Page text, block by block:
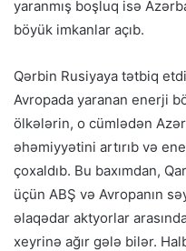
yaranmış boşluq isə
böyük imkanlar açıb.
Qərbin Rusiyaya tətbiq
Avropada yaranan enerji
ölkələrin, o cümlədən
əhəmiyyətini artırıb və
çoxaldıb. Bu baxımdan,
üçün ABŞ və Avropanın
əlaqədar aktyorlar
xeyrinə ağır gələ bilər.